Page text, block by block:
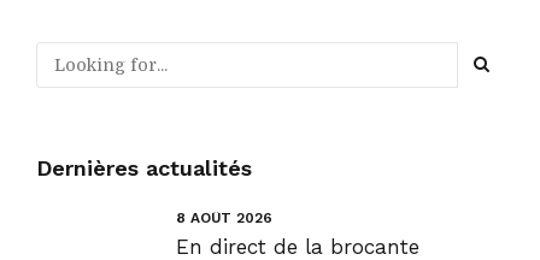
Dernières actualités
8 AOÛT 2026
En direct de la brocante